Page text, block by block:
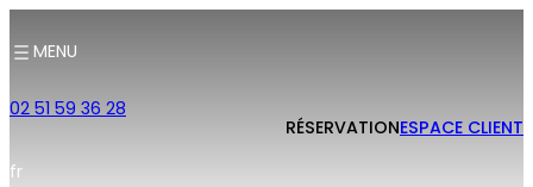
MENU
02 51 59 36 28
fr
RÉSERVATIONESPACE CLIENT